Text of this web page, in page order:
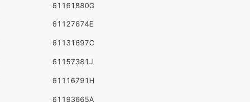
61161880G
61127674E
61131697C
61157381J
61116791H
61193665A